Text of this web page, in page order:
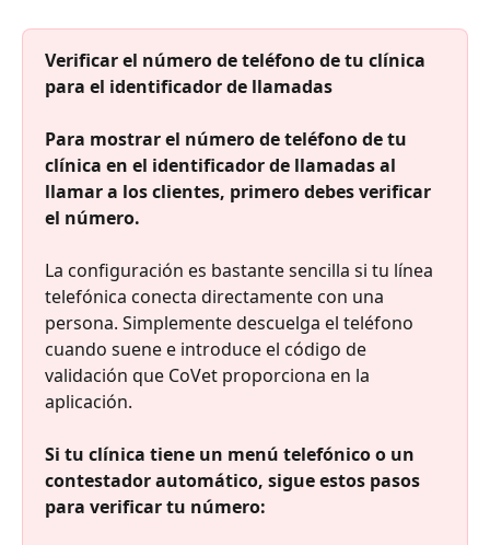
Verificar el número de teléfono de tu clínica
para el identificador de llamadas
Para mostrar el número de teléfono de tu
clínica en el identificador de llamadas al
llamar a los clientes, primero debes verificar
el número.
La configuración es bastante sencilla si tu línea
telefónica conecta directamente con una
persona. Simplemente descuelga el teléfono
cuando suene e introduce el código de
validación que CoVet proporciona en la
aplicación.
Si tu clínica tiene un menú telefónico o un
contestador automático, sigue estos pasos
para verificar tu número: